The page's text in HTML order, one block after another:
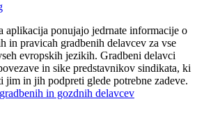
aplikacija ponujajo jedrnate informacije o
in pravicah gradbenih delavcev za vse
evropskih jezikih. Gradbeni delavci
in sike predstavnikov sindikata, ki
jim in jih podpreti glede potrebne zadeve.